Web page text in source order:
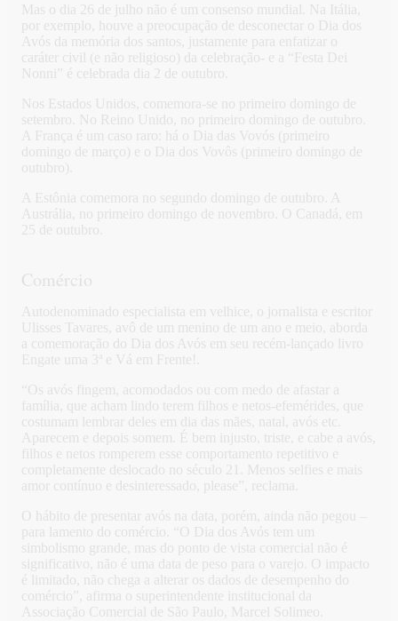
Mas o dia 26 de julho não é um consenso mundial. Na Itália,
por exemplo, houve a preocupação de desconectar o Dia dos
Avós da memória dos santos, justamente para enfatizar o
caráter civil (e não religioso) da celebração- e a “Festa Dei
Nonni” é celebrada dia 2 de outubro.
Nos Estados Unidos, comemora-se no primeiro domingo de
setembro. No Reino Unido, no primeiro domingo de outubro.
A França é um caso raro: há o Dia das Vovós (primeiro
domingo de março) e o Dia dos Vovôs (primeiro domingo de
outubro).
A Estônia comemora no segundo domingo de outubro. A
Austrália, no primeiro domingo de novembro. O Canadá, em
25 de outubro.
Comércio
Autodenominado especialista em velhice, o jornalista e escritor
Ulisses Tavares, avô de um menino de um ano e meio, aborda
a comemoração do Dia dos Avós em seu recém-lançado livro
Engate uma 3ª e Vá em Frente!.
“Os avós fingem, acomodados ou com medo de afastar a
família, que acham lindo terem filhos e netos-efemérides, que
costumam lembrar deles em dia das mães, natal, avós etc.
Aparecem e depois somem. É bem injusto, triste, e cabe a avós,
filhos e netos romperem esse comportamento repetitivo e
completamente deslocado no século 21. Menos selfies e mais
amor contínuo e desinteressado, please”, reclama.
O hábito de presentar avós na data, porém, ainda não pegou –
para lamento do comércio. “O Dia dos Avós tem um
simbolismo grande, mas do ponto de vista comercial não é
significativo, não é uma data de peso para o varejo. O impacto
é limitado, não chega a alterar os dados de desempenho do
comércio”, afirma o superintendente institucional da
Associação Comercial de São Paulo, Marcel Solimeo.